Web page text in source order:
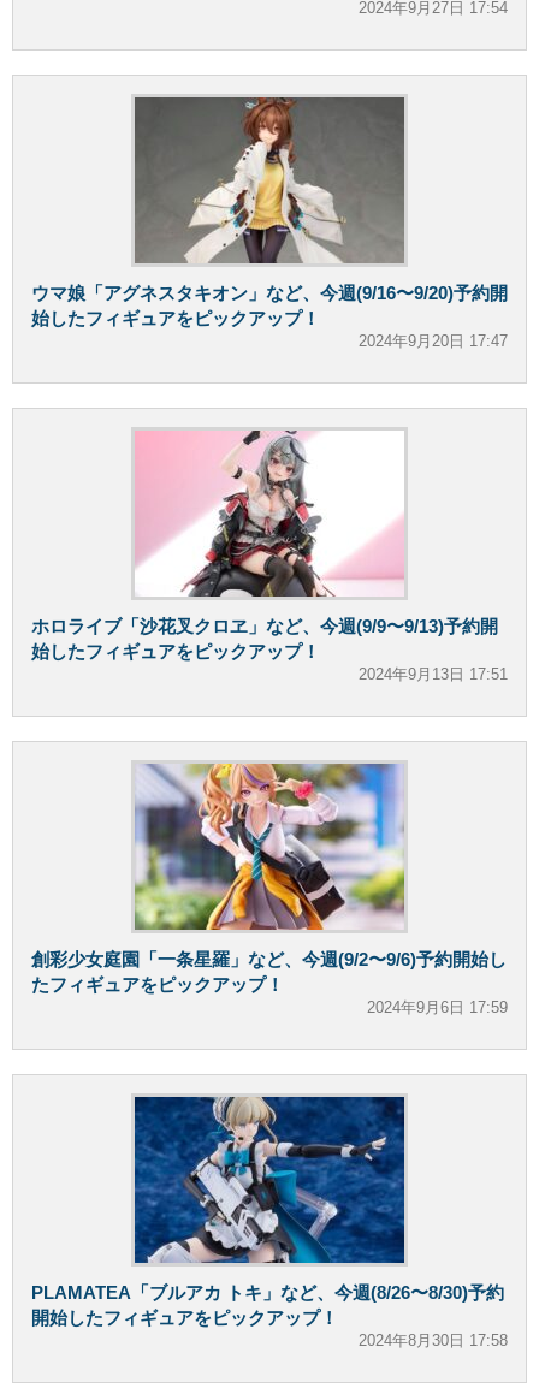
2024年9月27日 17:54
ウマ娘「アグネスタキオン」など、今週(9/16〜9/20)予約開
始したフィギュアをピックアップ！
2024年9月20日 17:47
ホロライブ「沙花叉クロヱ」など、今週(9/9〜9/13)予約開
始したフィギュアをピックアップ！
2024年9月13日 17:51
創彩少女庭園「一条星羅」など、今週(9/2〜9/6)予約開始し
たフィギュアをピックアップ！
2024年9月6日 17:59
PLAMATEA「ブルアカ トキ」など、今週(8/26〜8/30)予約
開始したフィギュアをピックアップ！
2024年8月30日 17:58